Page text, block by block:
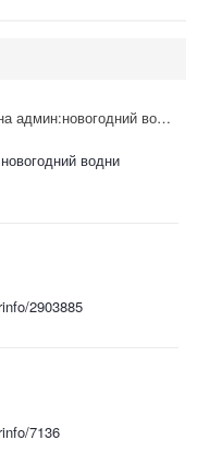
Джейсон☯....erfc〄 протест бана админ:новогодний водни
водни
2903885
7136